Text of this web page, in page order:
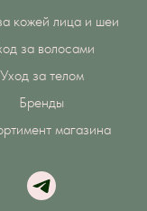
кожей лица и шеи
за волосами
Уход за телом
Бренды
магазина